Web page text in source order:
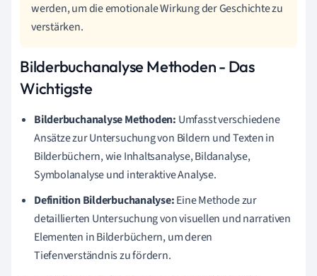
werden, um die emotionale Wirkung der Geschichte zu
verstärken.
Bilderbuchanalyse Methoden - Das
Wichtigste
Bilderbuchanalyse Methoden: Umfasst verschiedene
Ansätze zur Untersuchung von Bildern und Texten in
Bilderbüchern, wie Inhaltsanalyse, Bildanalyse,
Symbolanalyse und interaktive Analyse.
Definition Bilderbuchanalyse:Eine Methode zur
detaillierten Untersuchung von visuellen und narrativen
Elementen in Bilderbüchern, um deren
Tiefenverständnis zu fördern.